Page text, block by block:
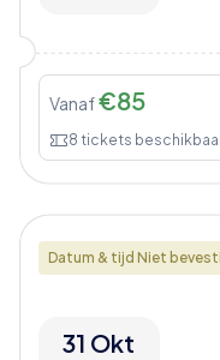
Vanaf€85
8 tickets
Datum & tijd Niet
31 Okt